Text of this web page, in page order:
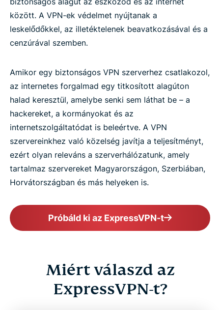
között. A VPN-ek védelmet nyújtanak a
leskelődőkkel, az illetéktelenek beavatkozásával és a
cenzúrával szemben.
Amikor egy biztonságos VPN szerverhez csatlakozol,
az internetes forgalmad egy titkosított alagúton
halad keresztül, amelybe senki sem láthat be – a
hackereket, a kormányokat és az
internetszolgáltatódat is beleértve. A VPN
szervereinkhez való közelség javítja a teljesítményt,
ezért olyan releváns a szerverhálózatunk, amely
tartalmaz szervereket Magyarországon, Szerbiában,
Horvátországban és más helyeken is.
Próbáld ki az ExpressVPN-t
Miért válaszd az
ExpressVPN-t?